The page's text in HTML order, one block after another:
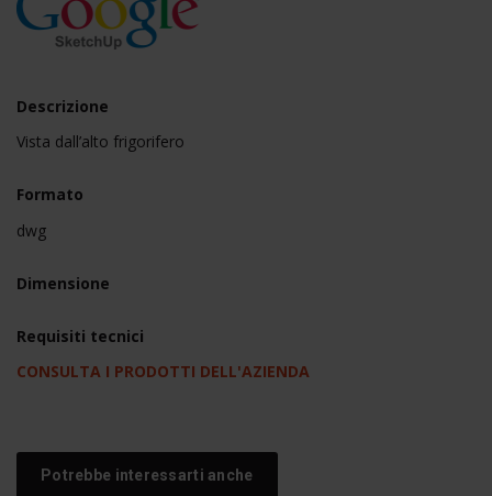
Descrizione
Vista dall’alto frigorifero
Formato
dwg
Dimensione
Requisiti tecnici
CONSULTA I PRODOTTI DELL'AZIENDA
Potrebbe interessarti anche